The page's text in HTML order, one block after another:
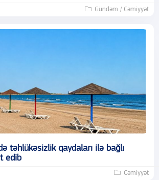
Gündəm / Cəmiyyət
təhlükəsizlik qaydaları ilə bağlı
edib
Cəmiyyət